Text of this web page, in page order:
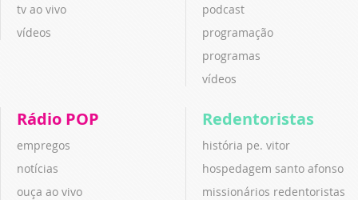
tv ao vivo
vídeos
podcast
programação
programas
vídeos
Rádio POP
empregos
notícias
ouça ao vivo
Redentoristas
história pe. vitor
hospedagem santo afonso
missionários redentoristas